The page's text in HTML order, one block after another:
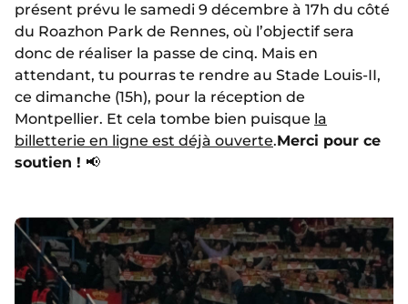
présent prévu le samedi 9 décembre à 17h du côté
du Roazhon Park de Rennes, où l’objectif sera
donc de réaliser la passe de cinq. Mais en
attendant, tu pourras te rendre au Stade Louis-II,
ce dimanche (15h), pour la réception de
Montpellier. Et cela tombe bien puisque la
billetterie en ligne est déjà ouverte.Merci pour ce
soutien ! 📢